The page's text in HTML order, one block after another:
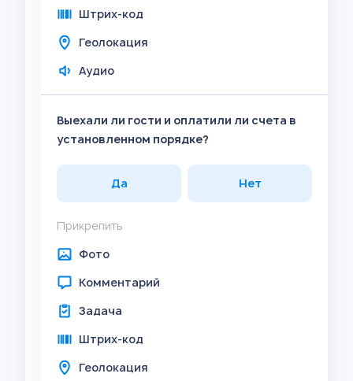
Штрих-код
Геолокация
Аудио
Выехали ли гости и оплатили ли счета в
установленном порядке?
Да Нет
Прикрепить
Фото
Комментарий
Задача
Штрих-код
Геолокация